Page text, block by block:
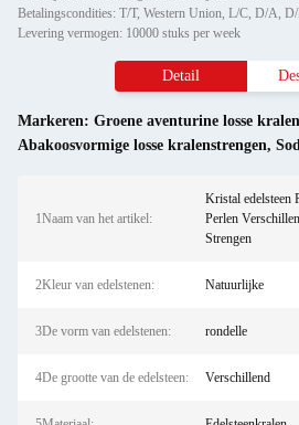
Betalingscondities: T/T, Western Union, L/C, D/A, D/
Levering vermogen: 10000 stuks per week
Detail
Markeren: Groene aventurine losse
Abakoosvormige losse kralenstrengen,
1Naam van het artikel:
Kristal edelsteen
Perlen
Strengen
2Kleur van edelstenen: Natuurlijke
3De vorm van edelstenen: rondelle
4De grootte van de edelsteen: Verschillend